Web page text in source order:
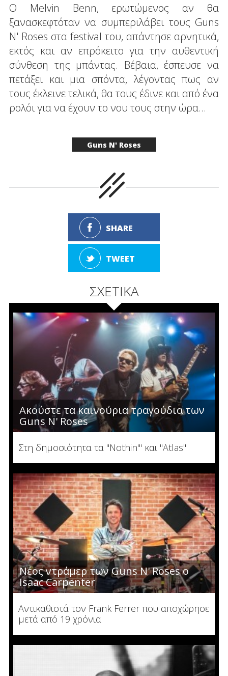
Ο Melvin Benn, ερωτώμενος αν θα
ξανασκεφτόταν να συμπεριλάβει τους Guns
N' Roses στα festival του, απάντησε αρνητικά,
εκτός και αν επρόκειτο για την αυθεντική
σύνθεση της μπάντας. Βέβαια, έσπευσε να
πετάξει και μια σπόντα, λέγοντας πως αν
τους έκλεινε τελικά, θα τους έδινε και από ένα
ρολόι για να έχουν το νου τους στην ώρα...
Guns N' Roses
SHARE
TWEET
ΣΧΕΤΙΚΑ
Ακούστε τα καινούρια τραγούδια των
Guns N' Roses
Στη δημοσιότητα τα "Nothin'" και "Atlas"
Νέος ντράμερ των Guns N' Roses ο
Isaac Carpenter
Αντικαθιστά τον Frank Ferrer που αποχώρησε
μετά από 19 χρόνια